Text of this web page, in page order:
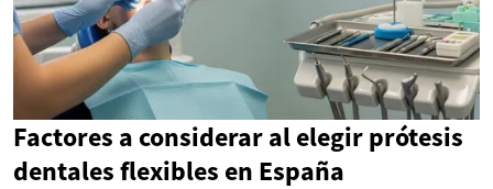
Factores a considerar al elegir prótesis
dentales flexibles en España